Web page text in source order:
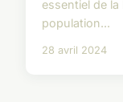
essentiel de
population...
28 avril 2024